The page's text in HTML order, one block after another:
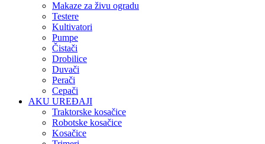
Makaze za živu ogradu
Testere
Kultivatori
Pumpe
Čistači
Drobilice
Duvači
Perači
Cepači
AKU UREĐAJI
Traktorske kosačice
Robotske kosačice
Kosačice